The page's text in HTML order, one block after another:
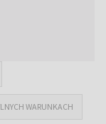
WARUNKACH